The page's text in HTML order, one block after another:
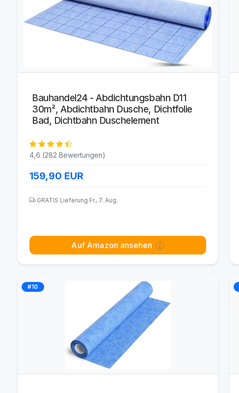
Bauhandel24 - Abdichtungsbahn D11
30m², Abdichtbahn Dusche, Dichtfolie
Bad, Dichtbahn Duschelement
4,6 (282 Bewertungen)
159,90 EUR
GRATIS Lieferung Fr., 7. Aug.
Auf Amazon ansehen
#10